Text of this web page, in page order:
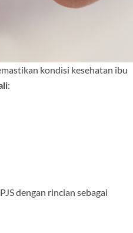
kondisi kesehatan ibu
:
dengan rincian sebagai